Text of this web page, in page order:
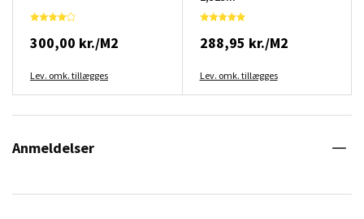
300,00 kr./M2
Lev. omk. tillægges
288,95 kr./M2
Lev. omk. tillægges
Anmeldelser